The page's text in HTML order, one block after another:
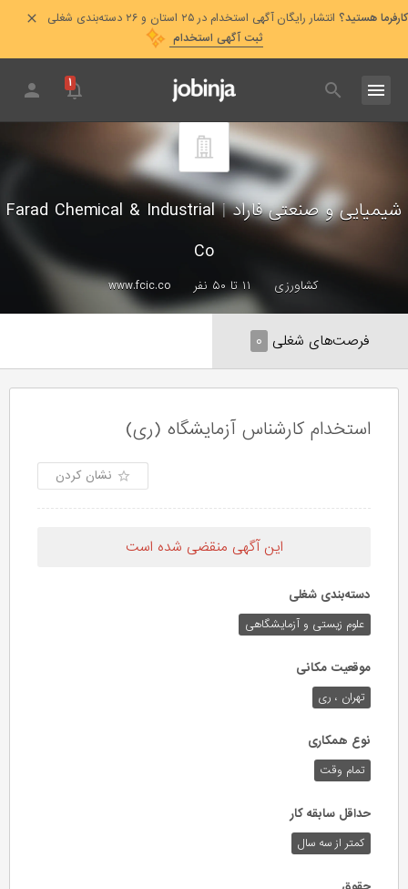
کارفرما هستید؟ انتشار رایگان آگهی استخدام در ۲۵ استان و ۲۶ دسته‌بندی شغلی
ثبت آگهی استخدام
۱
شیمیایی و صنعتی فاراد|
Farad Chemical & Industrial
Co
کشاورزی ۱۱ تا ۵۰ نفر www.fcic.co
فرصت‌های شغلی ۰
استخدام کارشناس آزمایشگاه (ری)
نشان کردن
این آگهی منقضی شده است
دسته‌بندی شغلی
علوم زیستی و آزمایشگاهی
موقعیت مکانی
تهران ، ری
نوع همکاری
تمام وقت
حداقل سابقه کار
کمتر از سه سال